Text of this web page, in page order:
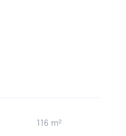
116 m²